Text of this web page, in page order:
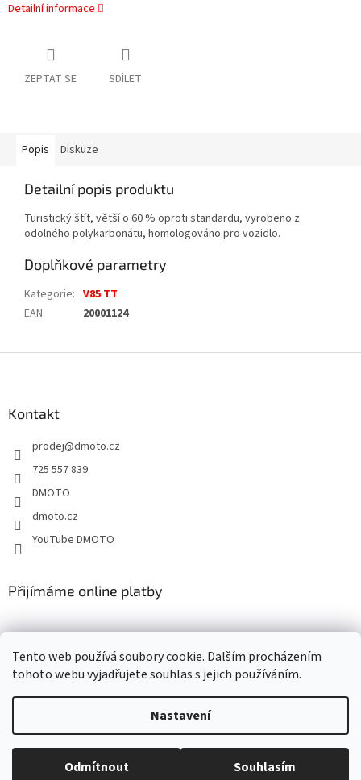
Tento web používá soubory cookie. Dalším procházením
tohoto webu vyjadřujete souhlas s jejich používáním.
Nastavení
Odmítnout Souhlasím
Detailní informace
ZEPTAT SE SDÍLET
Popis Diskuze
Detailní popis produktu
Turistický štít, větší o 60 % oproti standardu, vyrobeno z
odolného polykarbonátu, homologováno pro vozidlo.
Doplňkové parametry
Kategorie: V85 TT
EAN: 20001124
Kontakt
prodej@dmoto.cz
725 557 839
DMOTO
dmoto.cz
YouTube DMOTO
Přijímáme online platby
Vytvořil Shoptet
Copyright 2026DMOTO s.r.o. . Všechna práva vyhrazena.